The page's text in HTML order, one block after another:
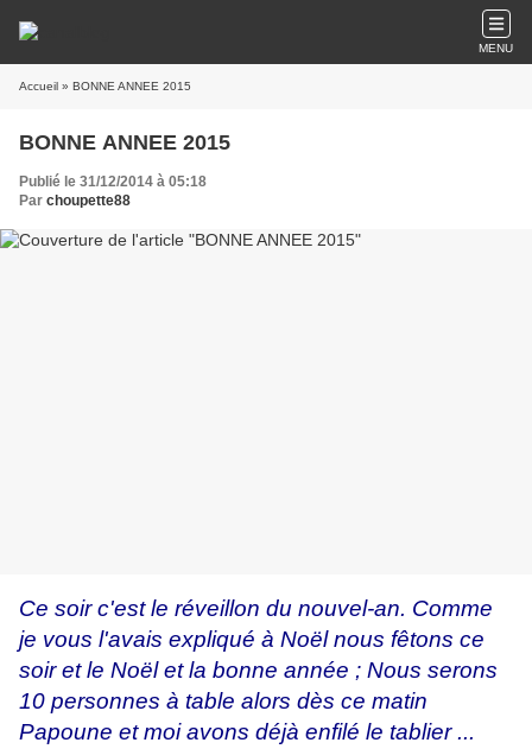
MENU
Accueil » BONNE ANNEE 2015
BONNE ANNEE 2015
Publié le 31/12/2014 à 05:18
Par choupette88
Ce soir c'est le réveillon du nouvel-an. Comme
je vous l'avais expliqué à Noël nous fêtons ce
soir et le Noël et la bonne année ; Nous serons
10 personnes à table alors dès ce matin
Papoune et moi avons déjà enfilé le tablier ...